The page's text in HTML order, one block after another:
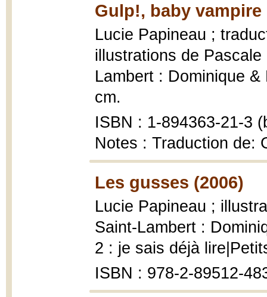
Gulp!, baby vampire
Lucie Papineau ;
illustrations de
Lambert : Dominique
cm.
ISBN : 1-894363-21-3
Notes : Traduction de:
Les gusses (2006)
Lucie Papineau ;
Saint-Lambert :
2 : je sais déjà
ISBN : 978-2-89512-